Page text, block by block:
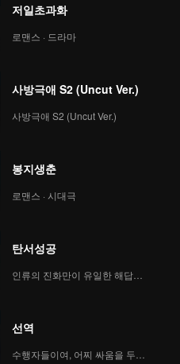
저일초과화
로맨스 · 드라마
사방극애 S2 (Uncut Ver.)
사방극애 S2 (Uncut Ver.)
봉지생춘
로맨스 · 시대극
탄서성공
인류의 진화만이 유일한 해답이다
선역